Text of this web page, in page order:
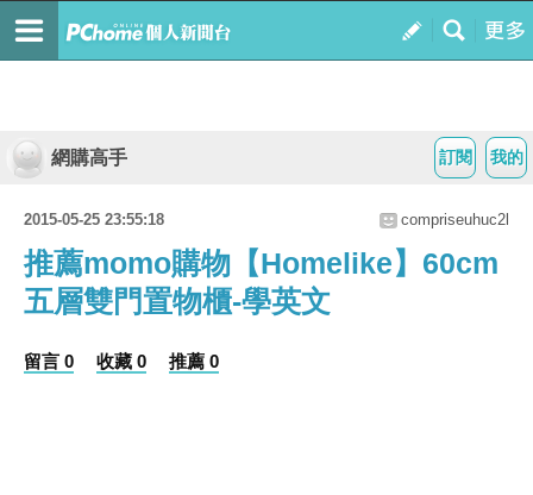
我的
訂閱
網購高手
2015-05-25 23:55:18 compriseuhuc2l
推薦momo購物【Homelike】60cm
五層雙門置物櫃-學英文
留言 0 收藏 0 推薦 0